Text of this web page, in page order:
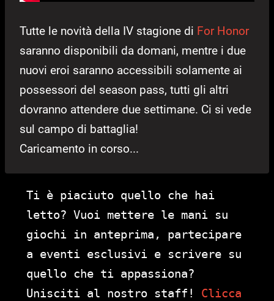
Tutte le novità della IV stagione di For Honor
saranno disponibili da domani, mentre i due
nuovi eroi saranno accessibili solamente ai
possessori del season pass, tutti gli altri
dovranno attendere due settimane. Ci si vede
sul campo di battaglia!
Caricamento in corso...
Ti è piaciuto quello che hai
letto? Vuoi mettere le mani su
giochi in anteprima, partecipare
a eventi esclusivi e scrivere su
quello che ti appassiona?
Unisciti al nostro staff! Clicca